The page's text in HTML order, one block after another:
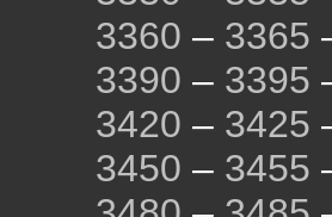
3360 – 3365
3390 – 3395
3420 – 3425
3450 – 3455